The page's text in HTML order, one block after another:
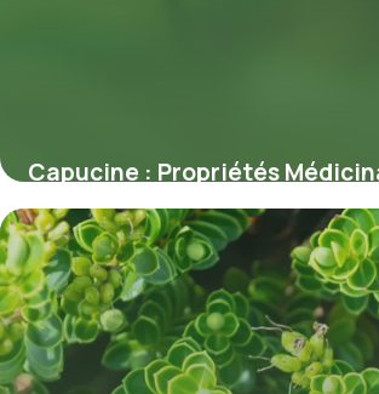
Capucine : Propriétés
Bienfaits
7 juillet 2026